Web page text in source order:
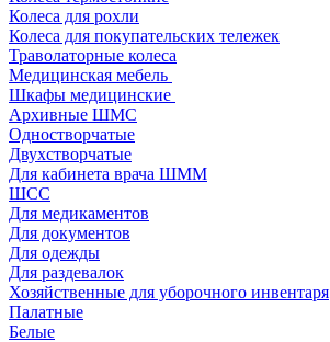
Колеса для рохли
Колеса для покупательских тележек
Траволаторные колеса
Медицинская мебель
Шкафы медицинские
Архивные ШМС
Одностворчатые
Двухстворчатые
Для кабинета врача ШММ
ШСС
Для медикаментов
Для документов
Для одежды
Для раздевалок
Хозяйственные для уборочного инвентаря
Палатные
Белые